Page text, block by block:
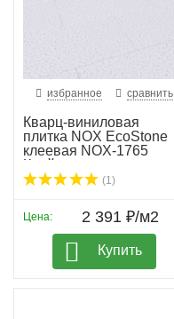
избранное сравнить
Кварц-виниловая
плитка NOX EcoStone
клеевая NOX-1765
Крейдл
(1)
Цена: 2 391 ₽/м2
Купить